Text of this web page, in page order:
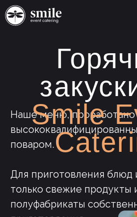
Наше меню, проработано и создано
высококвалифицированным шеф-
поваром.
Для приготовления блюд используем
только свежие продукты и
полуфабрикаты собственного
закускиот
Smile Event
Catering